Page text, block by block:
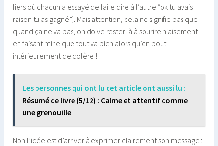
fiers où chacun a essayé de faire dire à l’autre “ok tu avais
raison tu as gagné”). Mais attention, cela ne signifie pas que
quand ça ne va pas, on doive rester là à sourire niaisement
en faisant mine que tout va bien alors qu’on bout
intérieurement de colère !
Les personnes qui ont lu cet article ont aussi lu :
Résumé de livre (5/12) : Calme et attentif comme
une grenouille
Non l’idée est d’arriver à exprimer clairement son message :